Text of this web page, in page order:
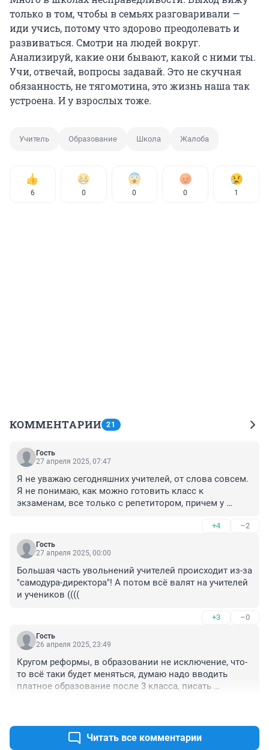
только в том, чтобы в семьях разговаривали —
иди учись, потому что здорово преодолевать и
развиваться. Смотри на людей вокруг.
Анализируй, какие они бывают, какой с ними ты.
Учи, отвечай, вопросы задавай. Это не скучная
обязанность, не тягомотина, это жизнь наша так
устроена. И у взрослых тоже.
Учитель Образование Школа Жалоба
6 0 0 0 1
КОММЕНТАРИИ 21
Гость
27 апреля 2025, 07:47
Я не уважаю сегодняшних учителей, от слова совсем.
Я не понимаю, как можно готовить класс к
экзаменам, все только с репетитором, причем у
только с другой школы, а учителя с нашей школы
репетиторами у учеников других школ. Что блин за
бизнес, и такое ощущение что это делается
экзаменами наши родные учителя, никакого
репетитора не надо. Классный руководитель учитель
алгебры и геометрии. 3 пробник полкласса двойки. И
свои прямые обязанности.
+4 –2
Гость
27 апреля 2025, 00:00
Большая часть увольнений учителей происходит из-за
"самодура-директора"! А потом всё валят на учителей
и учеников ((((
+3 –0
Гость
26 апреля 2025, 23:49
Кругом реформы, в образовании не исключение, что-
то всё таки будет меняться, думаю надо вводить
платное образование после 3 класса, писать
Читать все комментарии